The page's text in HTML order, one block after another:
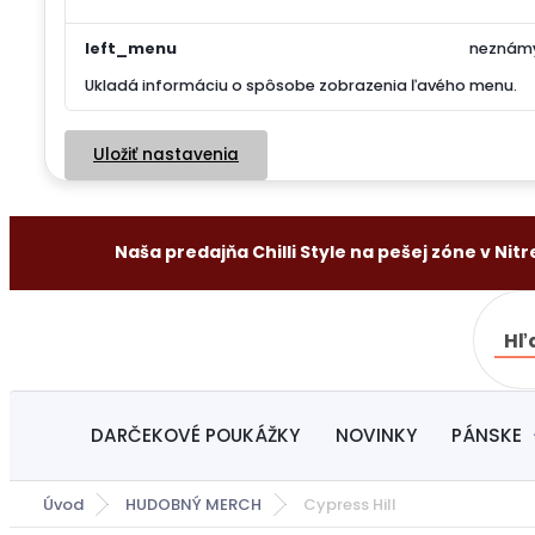
left_menu
Ukladá informáciu o spôsobe zobrazenia ľavého menu.
Uložiť nastavenia
Naša predajňa Chilli Style na pešej zóne v
DARČEKOVÉ POUKÁŽKY NOVINKY PÁNSKE
Úvod HUDOBNÝ MERCH Cypress Hill